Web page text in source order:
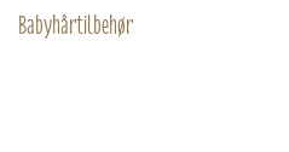
Babyhårtilbehør